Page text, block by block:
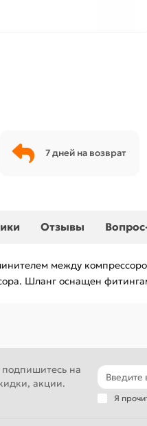
7 дней на возврат
Отзывы
между
Шланг оснащен
подпишитесь на
акции.
Я